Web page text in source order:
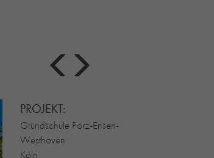
PROJEKT:
Grundschule Porz-Ensen-
Westhoven
Köln